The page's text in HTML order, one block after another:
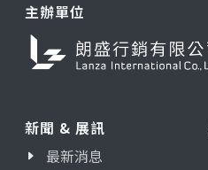
主辦單位
新聞 & 展訊
最新消息